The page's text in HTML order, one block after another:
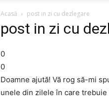
Acasă post in zi cu dezlegare
post in zi cu
0
0
Doamne ajută! Vă rog să-mi
unele din zilele în care